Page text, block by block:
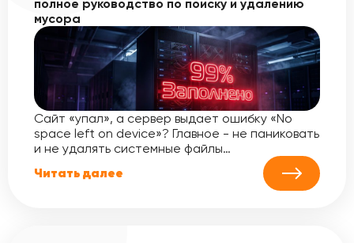
полное руководство по поиску и удалению
мусора
Сайт «упал», а сервер выдает ошибку «No
space left on device»? Главное - не паниковать
и не удалять системные файлы…
Читать далее